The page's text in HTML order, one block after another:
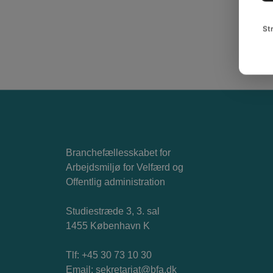
Branchefællesskabet for
Arbejdsmiljø for Velfærd og
Offentlig administration
Studiestræde 3, 3. sal
1455 København K
Tlf: +45 30 73 10 30
Email: sekretariat@bfa.dk